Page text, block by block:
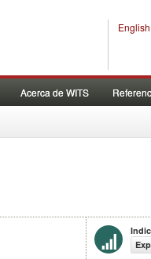
English
Acerca de WITS